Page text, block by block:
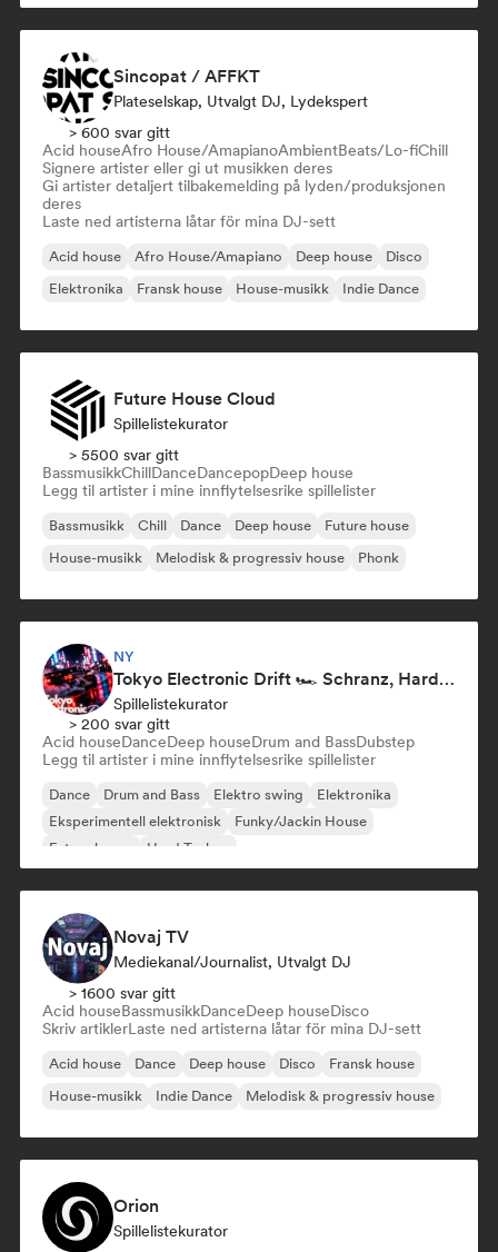
Sincopat / AFFKT
Plateselskap, Utvalgt DJ, Lydekspert
> 600 svar gitt
Acid houseAfro House/AmapianoAmbientBeats/Lo-fiChill
Signere artister eller gi ut musikken deres
Gi artister detaljert tilbakemelding på lyden/produksjonen
deres
Laste ned artisterna låtar för mina DJ-sett
Acid house Afro House/Amapiano Deep house
Disco
Elektronika
Fransk house House-musikk Indie Dance
Future House Cloud
Spillelistekurator
> 5500 svar gitt
BassmusikkChillDanceDancepopDeep house
Legg til artister i mine innflytelsesrike spillelister
Bassmusikk Chill Dance Deep house
Future house
House-musikk
Melodisk & progressiv house Phonk
NY
Tokyo Electronic Drift 🏎️ Schranz, Hard Techno & Anime EDM
Spillelistekurator
> 200 svar gitt
Acid houseDanceDeep houseDrum and BassDubstep
Legg til artister i mine innflytelsesrike spillelister
Dance Drum and Bass Elektro swing
Elektronika
Eksperimentell elektronisk
Funky/Jackin House
Future house
Hard Techno
Novaj TV
Mediekanal/journalist, Utvalgt DJ
> 1600 svar gitt
Acid houseBassmusikkDanceDeep houseDisco
Skriv artiklerLaste ned artisterna låtar för mina DJ-sett
Acid house Dance Deep house Disco
Fransk house
House-musikk
Indie Dance Melodisk & progressiv house
Orion
Spillelistekurator